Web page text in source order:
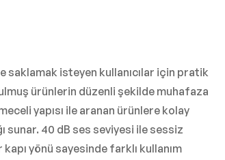
saklamak isteyen kullanıcılar için pratik
ürünlerin düzenli şekilde muhafaza
yapısı ile aranan ürünlere kolay
40 dB ses seviyesi ile sessiz
yönü sayesinde farklı kullanım